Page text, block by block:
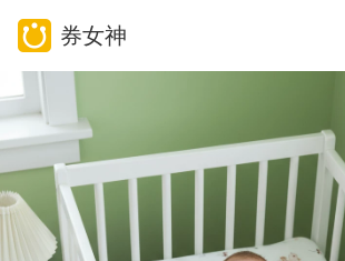
券女神